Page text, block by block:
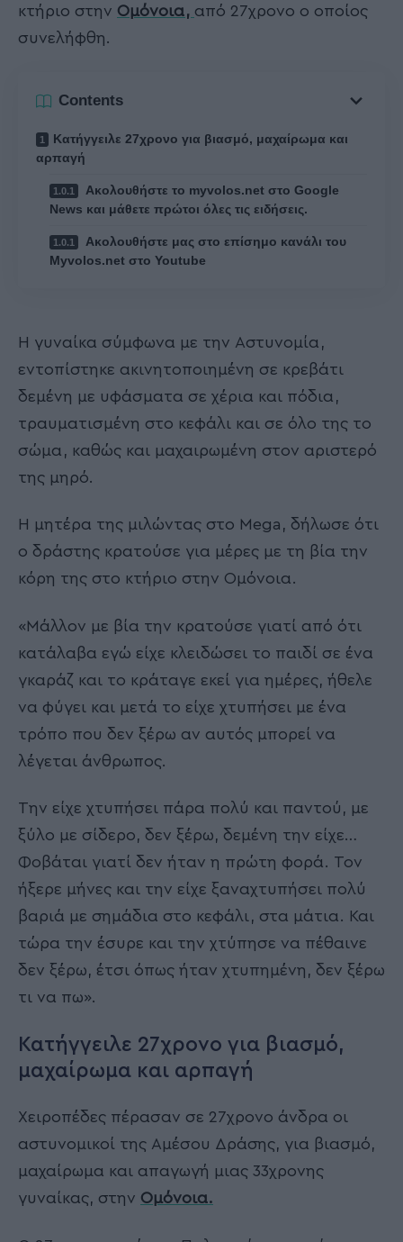
κτήριο στην Ομόνοια, από 27χρονο ο οποίος
συνελήφθη.
Contents
Κατήγγειλε 27χρονο για βιασμό, μαχαίρωμα και
αρπαγή
Ακολουθήστε το myvolos.net στο Google
News και μάθετε πρώτοι όλες τις ειδήσεις.
Ακολουθήστε μας στο επίσημο κανάλι του
Myvolos.net στο Youtube
Η γυναίκα σύμφωνα με την Αστυνομία,
εντοπίστηκε ακινητοποιημένη σε κρεβάτι
δεμένη με υφάσματα σε χέρια και πόδια,
τραυματισμένη στο κεφάλι και σε όλο της το
σώμα, καθώς και μαχαιρωμένη στον αριστερό
της μηρό.
Η μητέρα της μιλώντας στο Mega, δήλωσε ότι
ο δράστης κρατούσε για μέρες με τη βία την
κόρη της στο κτήριο στην Ομόνοια.
«Μάλλον με βία την κρατούσε γιατί από ότι
κατάλαβα εγώ είχε κλειδώσει το παιδί σε ένα
γκαράζ και το κράταγε εκεί για ημέρες, ήθελε
να φύγει και μετά το είχε χτυπήσει με ένα
τρόπο που δεν ξέρω αν αυτός μπορεί να
λέγεται άνθρωπος.
Την είχε χτυπήσει πάρα πολύ και παντού, με
ξύλο με σίδερο, δεν ξέρω, δεμένη την είχε…
Φοβάται γιατί δεν ήταν η πρώτη φορά. Τον
ήξερε μήνες και την είχε ξαναχτυπήσει πολύ
βαριά με σημάδια στο κεφάλι, στα μάτια. Και
τώρα την έσυρε και την χτύπησε να πέθαινε
δεν ξέρω, έτσι όπως ήταν χτυπημένη, δεν ξέρω
τι να πω».
Κατήγγειλε 27χρονο για βιασμό,
μαχαίρωμα και αρπαγή
Χειροπέδες πέρασαν σε 27χρονο άνδρα οι
αστυνομικοί της Αμέσου Δράσης, για βιασμό,
μαχαίρωμα και απαγωγή μιας 33χρονης
γυναίκας, στην Ομόνοια.